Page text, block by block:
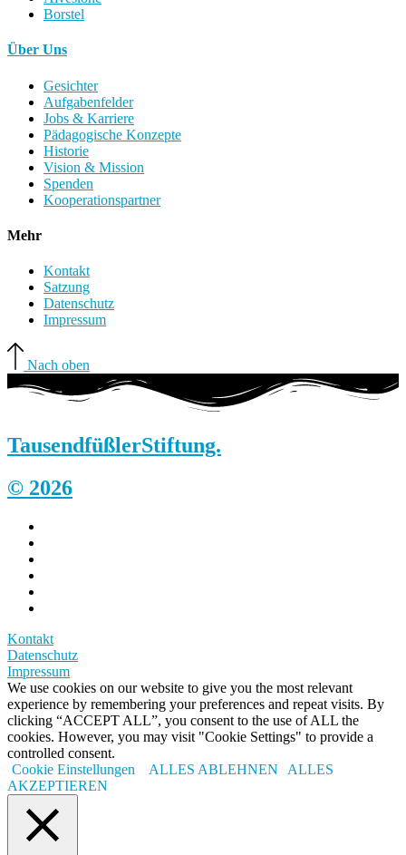
Borstel
Über Uns
Gesichter
Aufgabenfelder
Jobs & Karriere
Pädagogische Konzepte
Historie
Vision & Mission
Spenden
Kooperationspartner
Mehr
Kontakt
Satzung
Datenschutz
Impressum
Nach oben
TausendfüßlerStiftung.
© 2026
Kontakt
Datenschutz
Impressum
We use cookies on our website to give you the most relevant
experience by remembering your preferences and repeat visits. By
clicking “ACCEPT ALL”, you consent to the use of ALL the
cookies. However, you may visit "Cookie Settings" to provide a
controlled consent.
Cookie Einstellungen
ALLES ABLEHNEN
ALLES
AKZEPTIEREN